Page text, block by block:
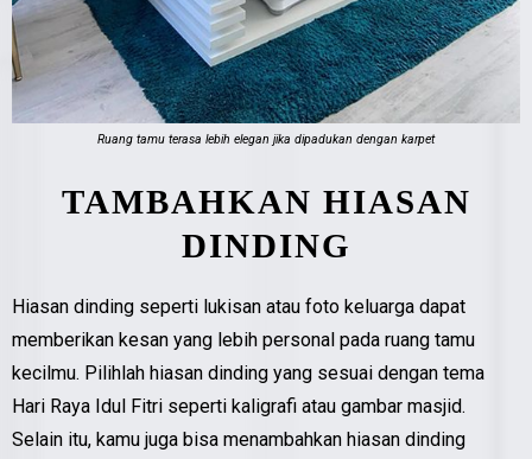
Ruang tamu terasa lebih elegan jika dipadukan dengan karpet
TAMBAHKAN HIASAN
DINDING
Hiasan dinding seperti lukisan atau foto keluarga dapat
memberikan kesan yang lebih personal pada ruang tamu
kecilmu. Pilihlah hiasan dinding yang sesuai dengan tema
Hari Raya Idul Fitri seperti kaligrafi atau gambar masjid.
Selain itu, kamu juga bisa menambahkan hiasan dinding